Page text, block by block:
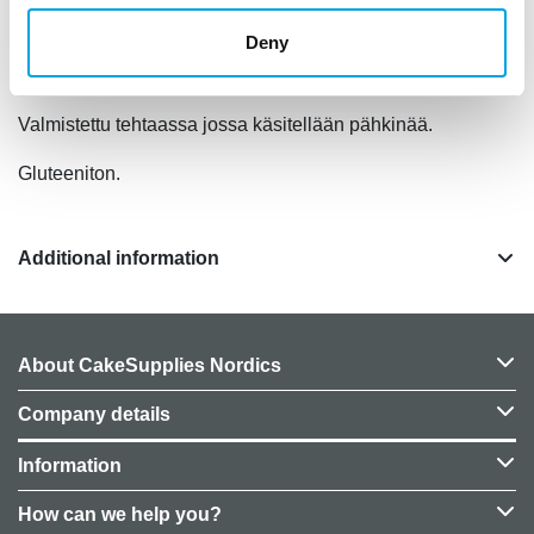
Deny
stabilointiaine (E413), selluloosa (E466) säilöntäaine
(E202), väri: E171,luontaiset aromit.
Valmistettu tehtaassa jossa käsitellään pähkinää.
Gluteeniton.
Additional information
About CakeSupplies Nordics
Company details
Information
How can we help you?